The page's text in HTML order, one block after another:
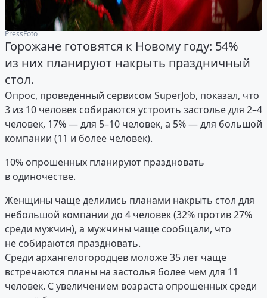
PressFoto
Горожане готовятся к Новому году: 54%
из них планируют накрыть праздничный
стол.
Опрос, проведённый сервисом SuperJob, показал, что
3 из 10 человек собираются устроить застолье для 2–4
человек, 17% — для 5–10 человек, а 5% — для большой
компании (11 и более человек).
10% опрошенных планируют праздновать
в одиночестве.
Женщины чаще делились планами накрыть стол для
небольшой компании до 4 человек (32% против 27%
среди мужчин), а мужчины чаще сообщали, что
не собираются праздновать.
Среди архангелогородцев моложе 35 лет чаще
встречаются планы на застолья более чем для 11
человек. С увеличением возраста опрошенных среди